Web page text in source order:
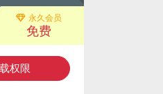
永久会员
免费
权限